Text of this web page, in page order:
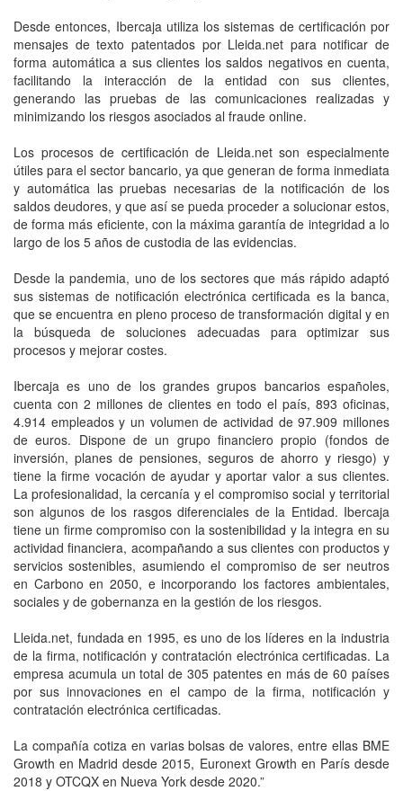
Desde entonces, Ibercaja utiliza los sistemas de certificación por
mensajes de texto patentados por Lleida.net para notificar de
forma automática a sus clientes los saldos negativos en cuenta,
facilitando la interacción de la entidad con sus clientes,
generando las pruebas de las comunicaciones realizadas y
minimizando los riesgos asociados al fraude online.
Los procesos de certificación de Lleida.net son especialmente
útiles para el sector bancario, ya que generan de forma inmediata
y automática las pruebas necesarias de la notificación de los
saldos deudores, y que así se pueda proceder a solucionar estos,
de forma más eficiente, con la máxima garantía de integridad a lo
largo de los 5 años de custodia de las evidencias.
Desde la pandemia, uno de los sectores que más rápido adaptó
sus sistemas de notificación electrónica certificada es la banca,
que se encuentra en pleno proceso de transformación digital y en
la búsqueda de soluciones adecuadas para optimizar sus
procesos y mejorar costes.
Ibercaja es uno de los grandes grupos bancarios españoles,
cuenta con 2 millones de clientes en todo el país, 893 oficinas,
4.914 empleados y un volumen de actividad de 97.909 millones
de euros. Dispone de un grupo financiero propio (fondos de
inversión, planes de pensiones, seguros de ahorro y riesgo) y
tiene la firme vocación de ayudar y aportar valor a sus clientes.
La profesionalidad, la cercanía y el compromiso social y territorial
son algunos de los rasgos diferenciales de la Entidad. Ibercaja
tiene un firme compromiso con la sostenibilidad y la integra en su
actividad financiera, acompañando a sus clientes con productos y
servicios sostenibles, asumiendo el compromiso de ser neutros
en Carbono en 2050, e incorporando los factores ambientales,
sociales y de gobernanza en la gestión de los riesgos.
Lleida.net, fundada en 1995, es uno de los líderes en la industria
de la firma, notificación y contratación electrónica certificadas. La
empresa acumula un total de 305 patentes en más de 60 países
por sus innovaciones en el campo de la firma, notificación y
contratación electrónica certificadas.
La compañía cotiza en varias bolsas de valores, entre ellas BME
Growth en Madrid desde 2015, Euronext Growth en París desde
2018 y OTCQX en Nueva York desde 2020.”